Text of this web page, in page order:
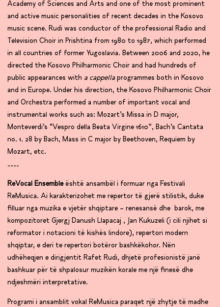
Academy of Sciences and Arts and one of the most prominent
and active music personalities of recent decades in the Kosovo
music scene. Rudi was conductor of the professional Radio and
Television Choir in Prishtina from 1980 to 1987, which performed
in all countries of former Yugoslavia. Between 2006 and 2020, he
directed the Kosovo Philharmonic Choir and had hundreds of
public appearances with a cappellaprogrammes both in Kosovo
and in Europe. Under his direction, the Kosovo Philharmonic Choir
and Orchestra performed a number of important vocal and
instrumental works such as: Mozart’s Missa in D major,
Monteverdi’s “Vespro della Beata Virgine 1610”, Bach’s Cantata
no. 1. 28 by Bach, Mass in C major by Beethoven, Requiem by
Mozart, etc.
____
ReVocal Ensemble është ansambël i formuar nga Festivali
ReMusica. Ai karakterizohet me repertor të gjerë stilistik, duke
filluar nga muzika e vjetër shqiptare – renesansë dhe barok, me
kompozitoret Gjergj Danush Llapacaj , Jan Kukuzeli (i cili njihet si
reformator i notacioni të kishës lindore), repertori modern
shqiptar, e deri te repertori botëror bashkëkohor. Nën
udhëheqjen e dirigjentit Rafet Rudi, dhjetë profesionistë janë
bashkuar për të shpalosur muzikën korale me një finesë dhe
ndjeshmëri interpretative.
Programi i ansamblit vokal ReMusica paraqet një zhytje të madhe